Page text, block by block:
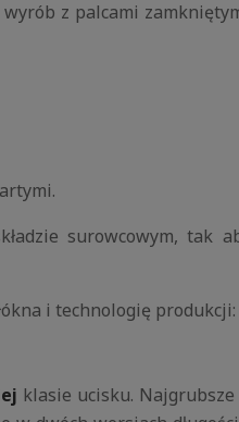
z palcami
surowcowym, tak
i technologię produkcji:
klasie ucisku.